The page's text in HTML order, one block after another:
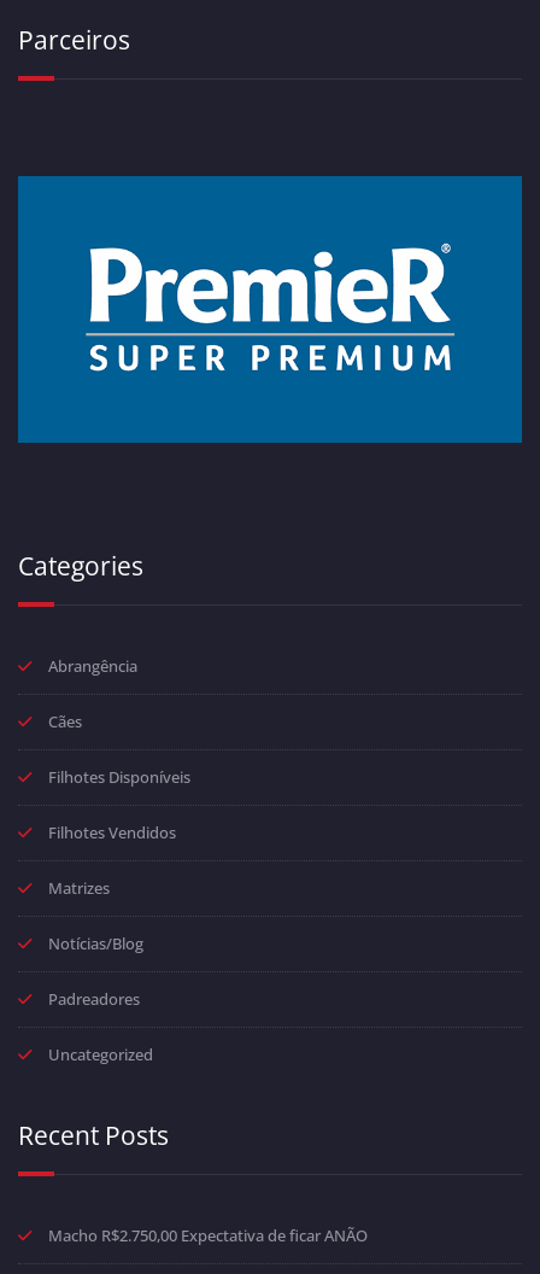
Parceiros
Categories
Abrangência
Cães
Filhotes Disponíveis
Filhotes Vendidos
Matrizes
Notícias/Blog
Padreadores
Uncategorized
Recent Posts
Macho R$2.750,00 Expectativa de ficar ANÃO